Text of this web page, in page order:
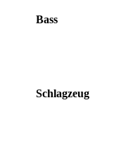
Bass
Schlagzeug